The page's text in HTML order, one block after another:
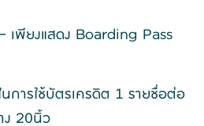
เพียงแสดง Boarding Pass
การใช้บัตรเครดิต 1 รายชื่อต่อ
ง 20นิ้ว